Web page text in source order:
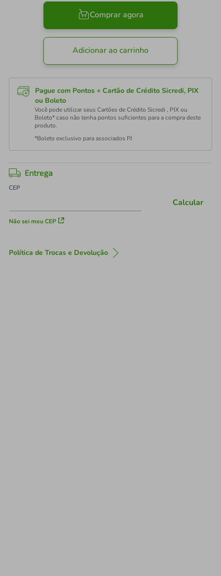
Comprar agora
Adicionar ao carrinho
Pague com Pontos + Cartão de Crédito Sicredi, PIX
ou Boleto
Você pode utilizar seus Cartões de Crédito Sicredi , PIX ou
Boleto* caso não tenha pontos suficientes para a compra deste
produto.
*Boleto exclusivo para associados PJ
Entrega
CEP
Não sei meu CEP
Calcular
Política de Trocas e Devolução